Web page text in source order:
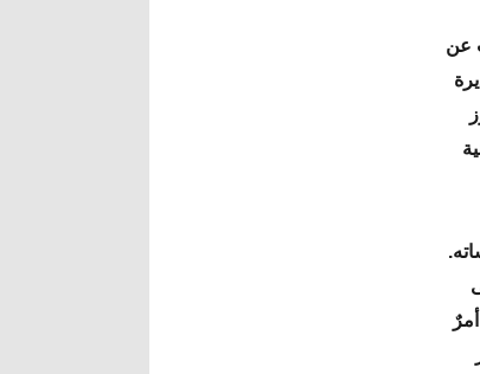
عن